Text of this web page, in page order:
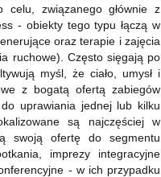
celu, związanego głównie z
- obiekty tego typu łączą w
oraz terapie i zajęcia
ruchowe). Często sięgają po
myśl, że ciało, umysł i
z bogatą ofertą zabiegów
uprawiania jednej lub kilku
są najczęściej w
swoją ofertę do segmentu
imprezy integracyjne
- w ich przypadku